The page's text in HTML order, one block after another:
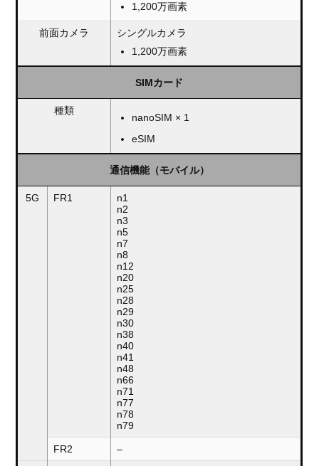
1,200万画素
前面カメラ
シングルカメラ
1,200万画素
SIMカード
種類
nanoSIM × 1
eSIM
通信機能（モバイル）
5G FR1
n1
n2
n3
n5
n7
n8
n12
n20
n25
n28
n29
n30
n38
n40
n41
n48
n66
n71
n77
n78
n79
FR2 –